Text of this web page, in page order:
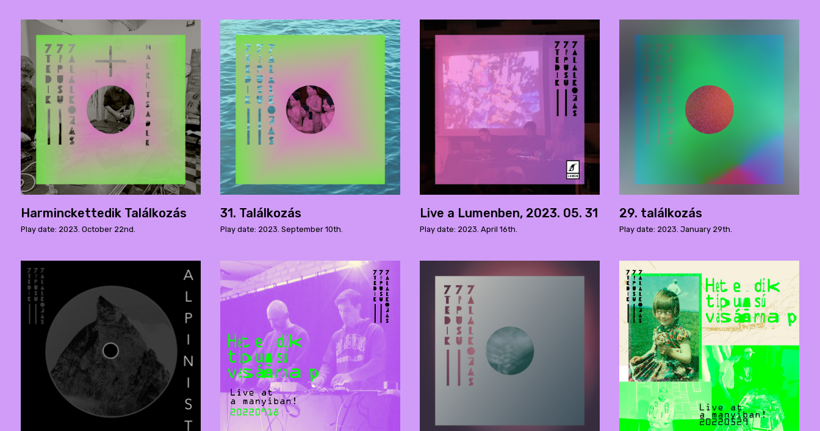
Harminckettedik Találkozás
Play date: 2023. October 22nd.
31. Találkozás
Play date: 2023. September 10th.
Live a Lumenben, 2023. 05. 31
Play date: 2023. April 16th.
29. találkozás
Play date: 2023. January 29th.